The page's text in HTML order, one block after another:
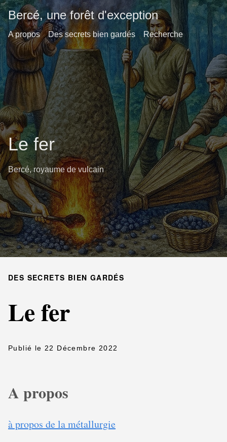
Bercé, une forêt d'exception
A propos Des secrets bien gardés Recherche
Le fer
Bercé, royaume de vulcain
DES SECRETS BIEN GARDÉS
Le fer
Publié le 22 Décembre 2022
A propos
à propos de la métallurgie